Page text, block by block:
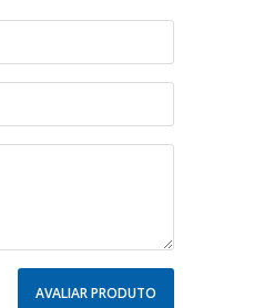
AVALIAR PRODUTO